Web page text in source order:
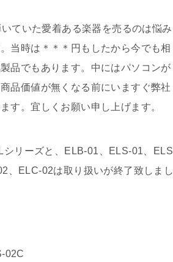
ていた愛着ある楽器を売るのは悩み
当時は＊＊＊円もしたから今でも相
品でもあります。中にはパソコンが
品価値が無くなる前にいますぐ弊社
す。宜しくお願い申し上げます。
リーズと、ELB-01、ELS-01、
、ELC-02は取り扱いが終了致しま
02C